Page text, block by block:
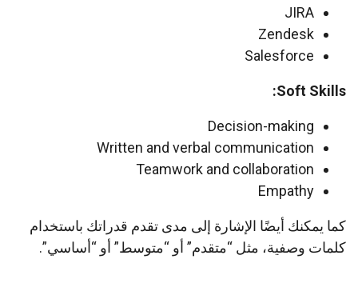
JIRA
Zendesk
Salesforce
Soft Skills:
Decision-making
Written and verbal communication
Teamwork and collaboration
Empathy
كما يمكنك أيضًا الإشارة إلى مدى تقدم قدراتك باستخدام
كلمات وصفية، مثل “متقدم” أو “متوسط” أو “أساسي”.